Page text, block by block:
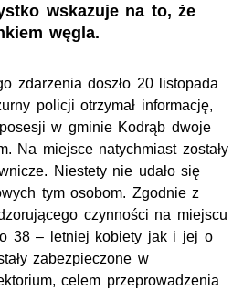
wskazuje na to, że
węgla.
zdarzenia doszło 20 listopada
policji otrzymał informację,
w gminie Kodrąb dwoje
Na miejsce natychmiast zostały
Niestety nie udało się
tym osobom. Zgodnie z
czynności na miejscu
38 – letniej kobiety jak i jej o
zabezpieczone w
celem przeprowadzenia